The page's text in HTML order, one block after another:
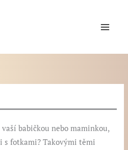
babičkou nebo maminkou,
s fotkami? Takovými těmi